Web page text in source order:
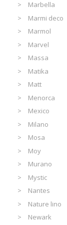
Marbella
Marmi deco
Marmol
Marvel
Massa
Matika
Matt
Menorca
Mexico
Milano
Mosa
Moy
Murano
Mystic
Nantes
Nature lino
Newark